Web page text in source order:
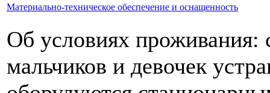
Материально-техническое обеспечение и оснащенность
Об условиях
мальчиков и девочек